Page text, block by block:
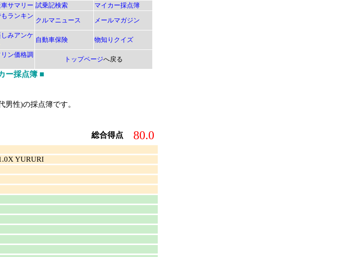
車サマリー 試乗記検索
マイカー採点簿
ランキン
クルマニュース メールマガジン
みアンケ
自動車保険 物知りクイズ
ン価格調
トップページへ戻る
ー採点簿 ■
性)の採点簿です。
総合得点 80.0
YURURI